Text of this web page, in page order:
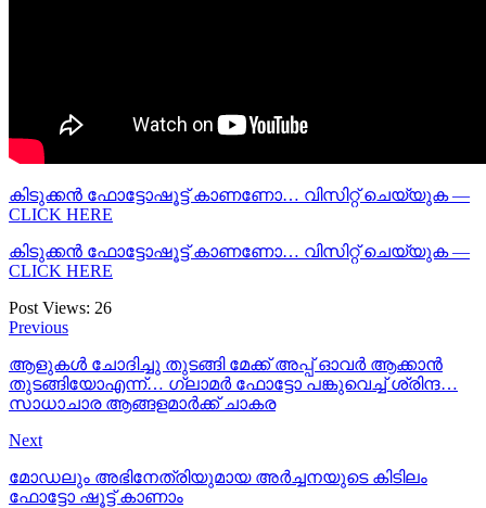
കിടുക്കന്‍ ഫോട്ടോഷൂട്ട്‌ കാണണോ… വിസിറ്റ് ചെയ്യുക —
CLICK HERE
കിടുക്കന്‍ ഫോട്ടോഷൂട്ട്‌ കാണണോ… വിസിറ്റ് ചെയ്യുക —
CLICK HERE
Post Views: 26
Previous
ആളുകള്‍ ചോദിച്ചു തുടങ്ങി മേക്ക് അപ്പ് ഓവര്‍ ആക്കാന്‍
തുടങ്ങിയോഎന്ന്… ഗ്ലാമര്‍ ഫോട്ടോ പങ്കുവെച്ച് ശ്രിന്ദ…
സാധാചാര ആങ്ങളമാര്‍ക്ക് ചാകര
Next
മോഡലും അഭിനേത്രിയുമായ അർച്ചനയുടെ കിടിലം
ഫോട്ടോ ഷൂട്ട് കാണാം